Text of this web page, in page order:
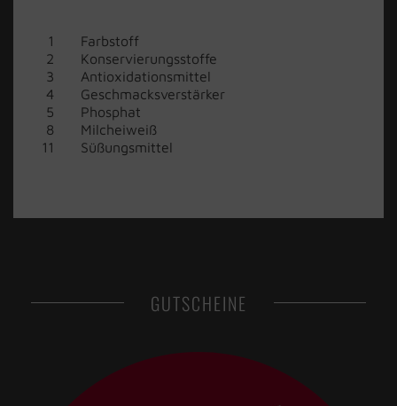
Farbstoff
Konservierungsstoffe
Antioxidationsmittel
Geschmacksverstärker
Phosphat
Milcheiweiß
Süßungsmittel
GUTSCHEINE